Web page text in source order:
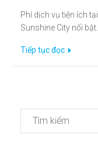
Phí dịch vụ tiện ích
Sunshine City nổi bật...
Tiếp tục đọc